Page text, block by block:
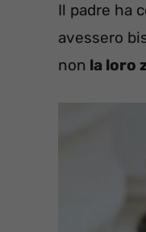
Il padre ha
avessero
non la loro